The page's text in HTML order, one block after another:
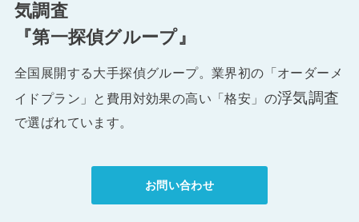
気調査
『第一探偵グループ』
全国展開する大手探偵グループ。業界初の「オーダーメ
イドプラン」と費用対効果の高い「格安」の浮気調査
で選ばれています。
お問い合わせ